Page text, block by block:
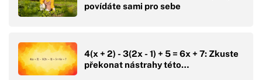
povídáte sami pro sebe
4(x + 2) - 3(2x - 1) + 5 = 6x + 7: Zkuste
překonat nástrahy této…